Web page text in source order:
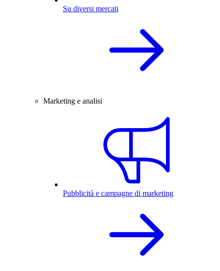
Su diversi mercati
Marketing e analisi
Pubblicità e campagne di marketing